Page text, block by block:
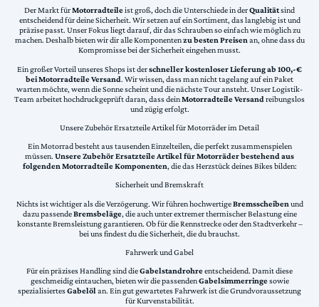
Der Markt fürMotorradteileist groß, doch die Unterschiede in derQualitätsind
entscheidend für deine Sicherheit. Wir setzen auf ein Sortiment, das langlebig ist und
präzise passt. Unser Fokus liegt darauf, dir das Schrauben so einfach wie möglich zu
machen. Deshalb bieten wir dir alle Komponentenzu besten Preisenan, ohne dass du
Kompromisse bei der Sicherheit eingehen musst.
Ein großer Vorteil unseres Shops ist derschneller kostenloser Lieferung ab 100,-€
bei Motorradteile Versand. Wir wissen, dass man nicht tagelang auf ein Paket
warten möchte, wenn die Sonne scheint und die nächste Tour ansteht. Unser Logistik-
Team arbeitet hochdruckgeprüft daran, dass deinMotorradteile Versand reibungslos
und zügig erfolgt.
Unsere Zubehör Ersatzteile Artikel für Motorräder im Detail
Ein Motorrad besteht aus tausenden Einzelteilen, die perfekt zusammenspielen
müssen. Unsere Zubehör Ersatzteile Artikel für Motorräder bestehend aus
folgenden Motorradteile Komponenten, die das Herzstück deines Bikes bilden:
Sicherheit und Bremskraft
Nichts ist wichtiger als die Verzögerung. Wir führen hochwertigeBremsscheiben und
dazu passendeBremsbeläge, die auch unter extremer thermischer Belastung eine
konstante Bremsleistung garantieren. Ob für die Rennstrecke oder den Stadtverkehr –
bei uns findest du die Sicherheit, die du brauchst.
Fahrwerk und Gabel
Für ein präzises Handling sind dieGabelstandrohreentscheidend. Damit diese
geschmeidig eintauchen, bieten wir die passendenGabelsimmerringesowie
spezialisiertesGabelölan. Ein gut gewartetes Fahrwerk ist die Grundvoraussetzung
für Kurvenstabilität.